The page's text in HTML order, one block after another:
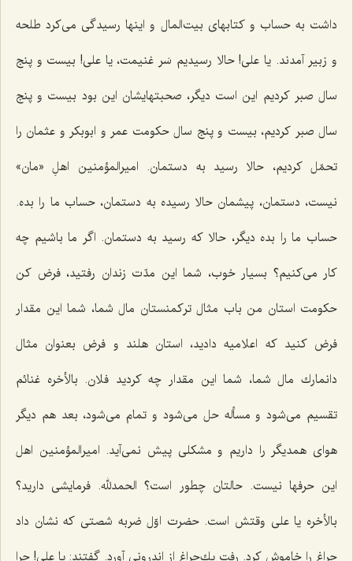
داشت به حساب و كتابهای بیت‌المال و اینها رسیدگی می‌كرد طلحه
و زبیر آمدند. یا علی! حالا رسیدیم سَر غنیمت، یا علی! بیست و پنج
سال صبر كردیم این است دیگر، صحبتهایشان این بود بیست و پنج
سال صبر كردیم، بیست و پنج سال حكومت عمر و ابوبكر و عثمان را
تحمّل كردیم، حالا رسید به دستمان. امیرالمؤمنین اهلِ «مان»
نیست، دستمان، پیشمان حالا رسیده به دستمان، حساب ما را بده.
حساب ما را بده دیگر، حالا كه رسید به دستمان. اگر ما باشیم چه
كار می‌كنیم؟ بسیار خوب، شما این مدّت زندان رفتید، فرض كن
حكومت استان من باب مثال تركمنستان مال شما، شما این مقدار
فرض كنید كه اعلامیه دادید، استان هلند و فرض بعنوان مثال
دانمارك مال شما، شما این مقدار چه كردید فلان. بالأخره غنائم
تقسیم می‌شود و مسأله حل می‌شود و تمام می‌شود، بعد هم دیگر
هوای همدیگر را داریم و مشكلی پیش نمی‌آید. امیرالمؤمنین اهل
این حرفها نیست. حالتان چطور است؟ الحمدلله. فرمایشی دارید؟
بالأخره یا علی وقتش است. حضرت اوّل ضربه شصتی كه نشان داد
چراغ را خاموش كرد. رفت یك‌چراغ از اندرونی آورد. گفتند: یا علی! چرا